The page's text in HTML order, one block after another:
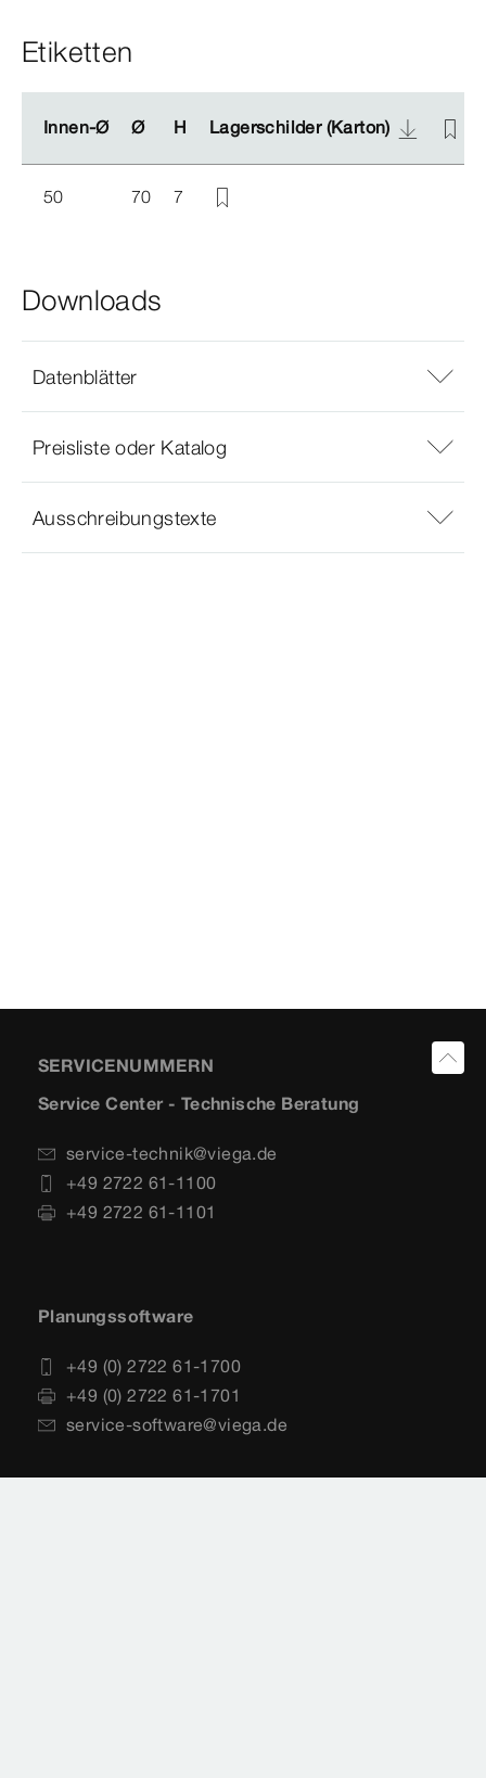
Etiketten
Innen-Ø Ø H Lagerschilder (Karton)
Innen-Ø Ø H Lagerschilder (Karton)
50 70 7
Downloads
Datenblätter
Preisliste oder Katalog
Ausschreibungstexte
SERVICENUMMERN
Service Center - Technische Beratung
service-technik@viega.de
+49 2722 61-1100
+49 2722 61-1101
Planungssoftware
+49 (0) 2722 61-1700
+49 (0) 2722 61-1701
service-software@viega.de